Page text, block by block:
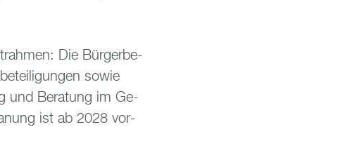
Die Bür­ger­be­
sowie
und Be­ra­tung im Ge­
ist ab 2028 vor­